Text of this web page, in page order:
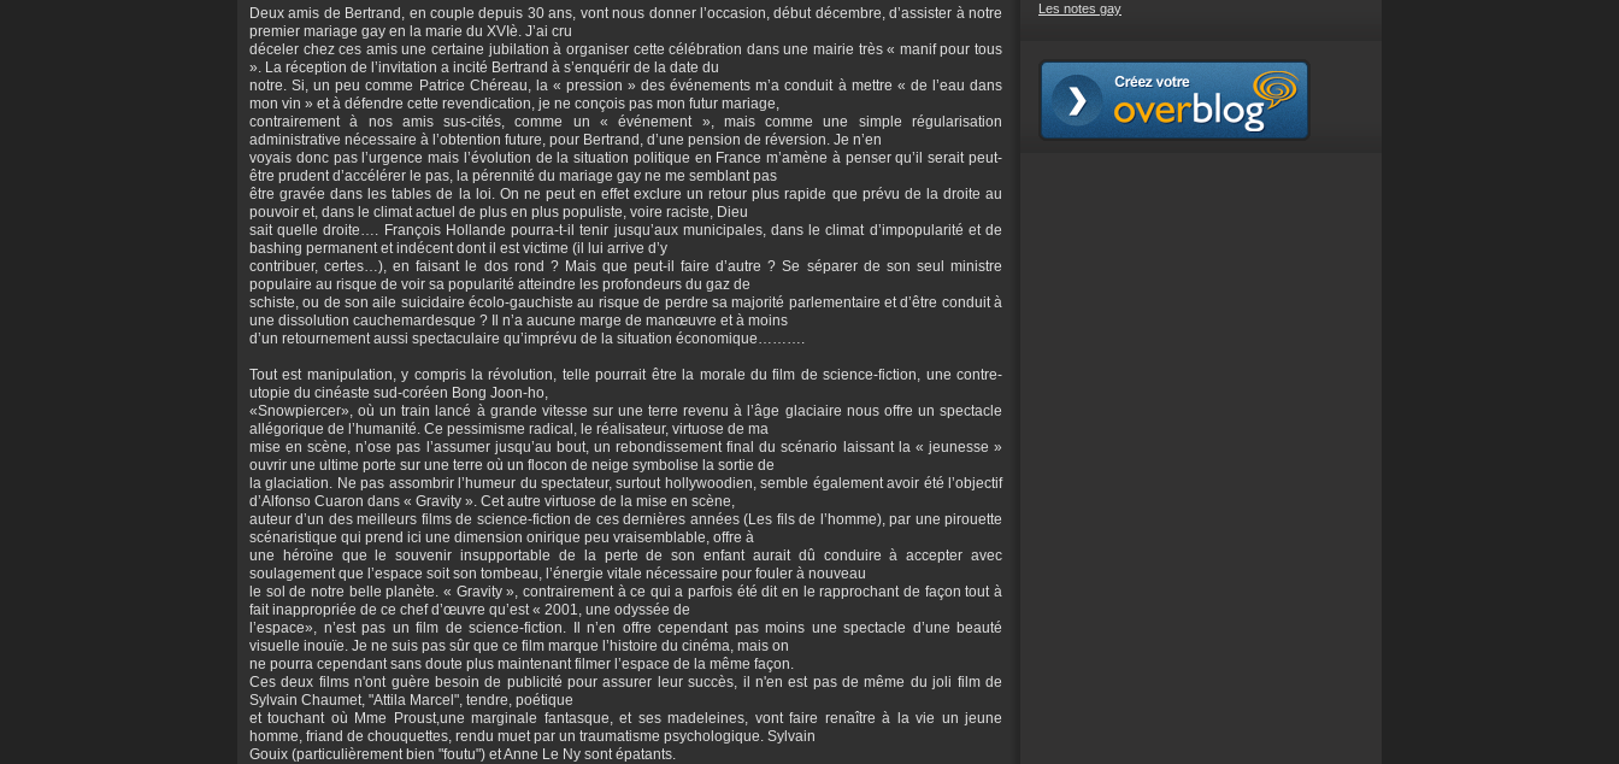
Deux amis de Bertrand, en couple depuis 30 ans, vont nous donner l’occasion, début décembre, d’assister à notre
premier mariage gay en la marie du XVIè. J’ai cru
déceler chez ces amis une certaine jubilation à organiser cette célébration dans une mairie très « manif pour tous
». La réception de l’invitation a incité Bertrand à s’enquérir de la date du
notre. Si, un peu comme Patrice Chéreau, la « pression » des événements m’a conduit à mettre « de l’eau dans
mon vin » et à défendre cette revendication, je ne conçois pas mon futur mariage,
contrairement à nos amis sus-cités, comme un « événement », mais comme une simple régularisation
administrative nécessaire à l’obtention future, pour Bertrand, d’une pension de réversion. Je n’en
voyais donc pas l’urgence mais l’évolution de la situation politique en France m’amène à penser qu’il serait peut-
être prudent d’accélérer le pas, la pérennité du mariage gay ne me semblant pas
être gravée dans les tables de la loi. On ne peut en effet exclure un retour plus rapide que prévu de la droite au
pouvoir et, dans le climat actuel de plus en plus populiste, voire raciste, Dieu
sait quelle droite…. François Hollande pourra-t-il tenir jusqu’aux municipales, dans le climat d’impopularité et de
bashing permanent et indécent dont il est victime (il lui arrive d’y
contribuer, certes…), en faisant le dos rond ? Mais que peut-il faire d’autre ? Se séparer de son seul ministre
populaire au risque de voir sa popularité atteindre les profondeurs du gaz de
schiste, ou de son aile suicidaire écolo-gauchiste au risque de perdre sa majorité parlementaire et d’être conduit à
une dissolution cauchemardesque ? Il n’a aucune marge de manœuvre et à moins
d’un retournement aussi spectaculaire qu’imprévu de la situation économique……….
Tout est manipulation, y compris la révolution, telle pourrait être la morale du film de science-fiction, une contre-
utopie du cinéaste sud-coréen Bong Joon-ho,
«Snowpiercer», où un train lancé à grande vitesse sur une terre revenu à l’âge glaciaire nous offre un spectacle
allégorique de l’humanité. Ce pessimisme radical, le réalisateur, virtuose de ma
mise en scène, n’ose pas l’assumer jusqu’au bout, un rebondissement final du scénario laissant la « jeunesse »
ouvrir une ultime porte sur une terre où un flocon de neige symbolise la sortie de
la glaciation. Ne pas assombrir l’humeur du spectateur, surtout hollywoodien, semble également avoir été l’objectif
d’Alfonso Cuaron dans « Gravity ». Cet autre virtuose de la mise en scène,
auteur d’un des meilleurs films de science-fiction de ces dernières années (Les fils de l’homme), par une pirouette
scénaristique qui prend ici une dimension onirique peu vraisemblable, offre à
une héroïne que le souvenir insupportable de la perte de son enfant aurait dû conduire à accepter avec
soulagement que l’espace soit son tombeau, l’énergie vitale nécessaire pour fouler à nouveau
le sol de notre belle planète. « Gravity », contrairement à ce qui a parfois été dit en le rapprochant de façon tout à
fait inappropriée de ce chef d’œuvre qu’est « 2001, une odyssée de
l’espace», n’est pas un film de science-fiction. Il n’en offre cependant pas moins une spectacle d’une beauté
visuelle inouïe. Je ne suis pas sûr que ce film marque l’histoire du cinéma, mais on
ne pourra cependant sans doute plus maintenant filmer l’espace de la même façon.
Ces deux films n'ont guère besoin de publicité pour assurer leur succès, il n'en est pas de même du joli film de
Sylvain Chaumet, "Attila Marcel", tendre, poétique
et touchant où Mme Proust,une marginale fantasque, et ses madeleines, vont faire renaître à la vie un jeune
homme, friand de chouquettes, rendu muet par un traumatisme psychologique. Sylvain
Gouix (particulièrement bien "foutu") et Anne Le Ny sont épatants.
Les notes gay